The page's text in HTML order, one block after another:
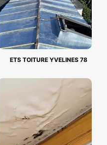
ETS TOITURE YVELINES 78